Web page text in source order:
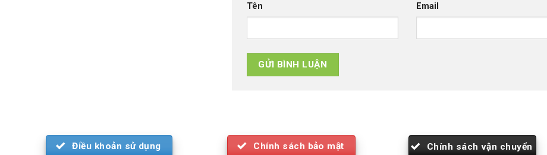
Tên Email
Điều khoản sử dụng Chính sách bảo mật Chính sách vận chuyển